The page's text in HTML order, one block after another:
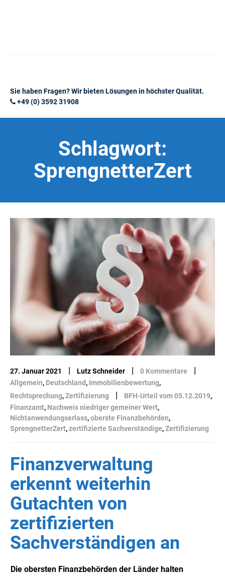
Sie haben Fragen? Wir bieten Lösungen in höchster Qualität.
+49 (0) 3592 31908
Schlagwort:
SprengnetterZert
27. Januar 2021 | Lutz Schneider | 0 Kommentare |
Allgemein, Deutschland, Immobilienbewertung,
Rechtsprechung,Zertifizierung | BFH-Urteil vom 05.12.2019,
Finanzamt, Nachweis niedriger gemeiner Wert,
Nichtanwendungserlass,oberste Finanzbehörden,
SprengnetterZert,zertifizierte Sachverständige,Zertifizierung
Finanzverwaltung
erkennt weiterhin
Gutachten von
zertifizierten
Sachverständigen an
Die obersten Finanzbehörden der Länder halten